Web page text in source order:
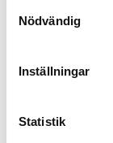
Nödvändig
Inställningar
Statistik
Vi investerar i
medarbetare